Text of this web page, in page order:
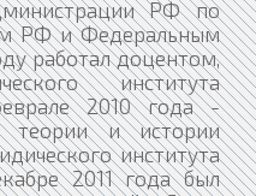
РФ по
РФ и Федеральным
работал доцентом,
института
2010 года -
теории и истории
института
2011 года был